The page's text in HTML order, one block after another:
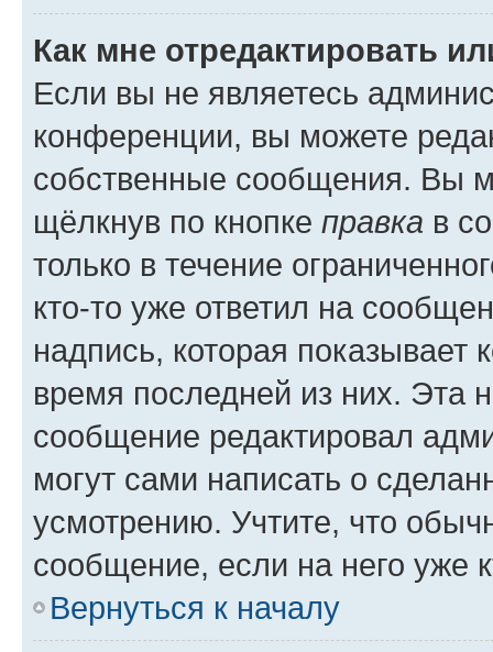
Как мне отредактировать
Если вы не являетесь
конференции, вы можете
собственные сообщения. Вы
щёлкнув по кнопке правка в
только в течение
кто-то уже ответил на
надпись, которая показывает
время последней из них. Эта
сообщение редактировал
могут сами написать о
усмотрению. Учтите, что
сообщение, если на него уже
Вернуться к началу